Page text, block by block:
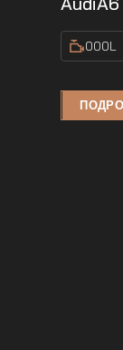
000L